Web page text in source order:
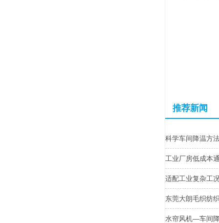
推荐新闻
科学车间降温方
工业厂房低成本
适配工业复杂工
东莞大朗毛织纺
水帘风机—车间